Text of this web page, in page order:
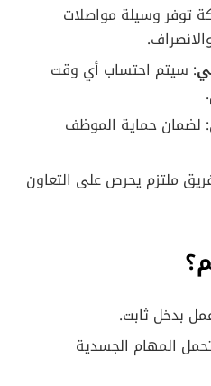
توفر وسيلة مواصلات
: سيتم احتساب أي وقت
: لضمان حماية الموظف
ملتزم يحرص على التعاون
بدخل ثابت.
المهام الجسدية